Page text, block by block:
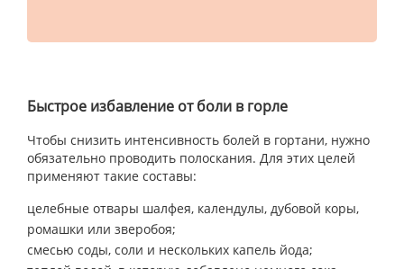
Быстрое избавление от боли в горле
Чтобы снизить интенсивность болей в гортани, нужно
обязательно проводить полоскания. Для этих целей
применяют такие составы:
целебные отвары шалфея, календулы, дубовой коры,
ромашки или зверобоя;
смесью соды, соли и нескольких капель йода;